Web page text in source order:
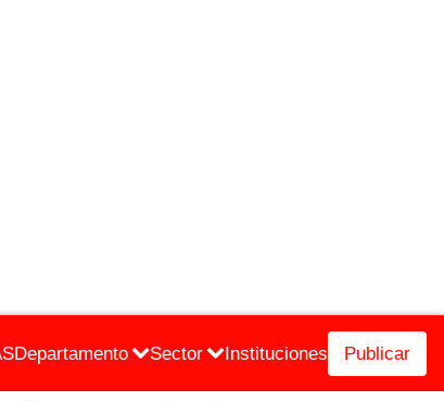
Departamento Sector Instituciones Publicar